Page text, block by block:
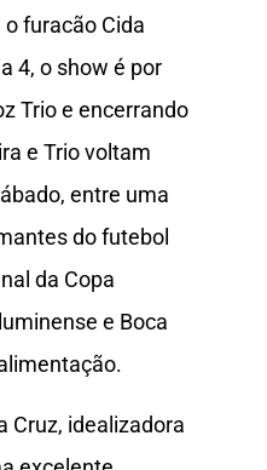
furacão Cida
4, o show é por
Trio e encerrando
e Trio voltam
entre uma
do futebol
da Copa
e Boca
Cruz, idealizadora